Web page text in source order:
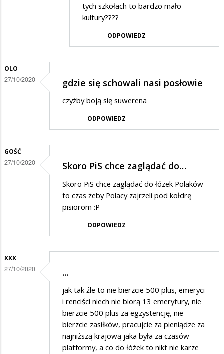
odpowiedzi
Brawo
młodzież!!!
tych szkołach to bardzo mało
kultury????
ODPOWIEDZ
OLO
27/10/2020 gdzie się schowali nasi posłowie
czyżby boją się suwerena
ODPOWIEDZ
GOŚĆ
27/10/2020 Skoro PiS chce zaglądać do…
Skoro PiS chce zaglądać do łózek Polaków
to czas żeby Polacy zajrzeli pod kołdrę
pisiorom :P
ODPOWIEDZ
XXX
27/10/2020 ...
jak tak źle to nie bierzcie 500 plus, emeryci
i renciści niech nie biorą 13 emerytury, nie
bierzcie 500 plus za egzystencję, nie
bierzcie zasiłków, pracujcie za pieniądze za
najniższą krajową jaka była za czasów
platformy, a co do łóżek to nikt nie karze